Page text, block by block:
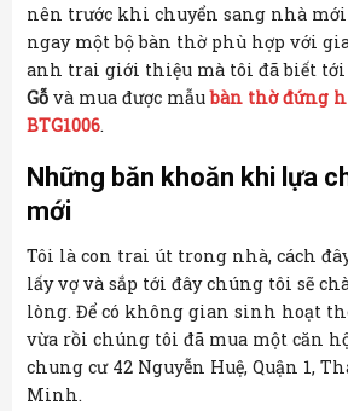
nên trước khi chuyển sang nhà
ngay một bộ bàn thờ phù hợp với
anh trai giới thiệu mà tôi đã biết tới
Gỗ và mua được mẫubàn thờ đứng
BTG1006.
Những băn khoăn khi lựa
mới
Tôi là con trai út trong nhà, cách
lấy vợ và sắp tới đây chúng tôi sẽ
lòng. Để có không gian sinh hoạt
vừa rồi chúng tôi đã mua một căn
chung cư 42 Nguyễn Huệ, Quận 1,
Minh.